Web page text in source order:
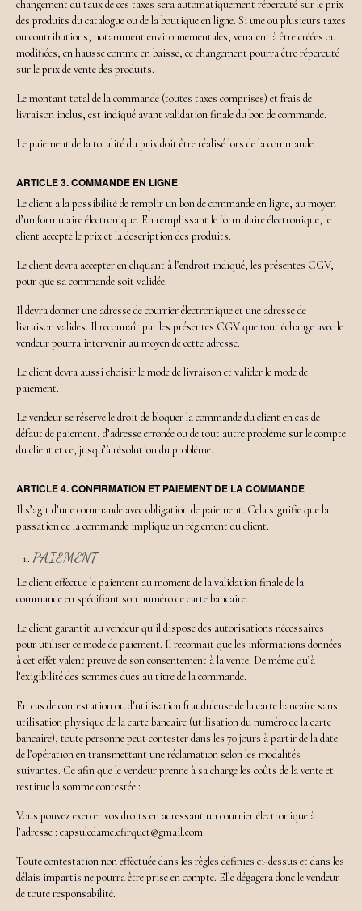
changement du taux de ces taxes sera automatiquement répercuté sur le prix
des produits du catalogue ou de la boutique en ligne. Si une ou plusieurs taxes
ou contributions, notamment environnementales, venaient à être créées ou
modifiées, en hausse comme en baisse, ce changement pourra être répercuté
sur le prix de vente des produits.
Le montant total de la commande (toutes taxes comprises) et frais de
livraison inclus, est indiqué avant validation finale du bon de commande.
Le paiement de la totalité du prix doit être réalisé lors de la commande.
ARTICLE 3. COMMANDE EN LIGNE
Le client a la possibilité de remplir un bon de commande en ligne, au moyen
d’un formulaire électronique. En remplissant le formulaire électronique, le
client accepte le prix et la description des produits.
Le client devra accepter en cliquant à l’endroit indiqué, les présentes CGV,
pour que sa commande soit validée.
Il devra donner une adresse de courrier électronique et une adresse de
livraison valides. Il reconnaît par les présentes CGV que tout échange avec le
vendeur pourra intervenir au moyen de cette adresse.
Le client devra aussi choisir le mode de livraison et valider le mode de
paiement.
Le vendeur se réserve le droit de bloquer la commande du client en cas de
défaut de paiement, d’adresse erronée ou de tout autre problème sur le compte
du client et ce, jusqu’à résolution du problème.
ARTICLE 4. CONFIRMATION ET PAIEMENT DE LA COMMANDE
Il s’agit d’une commande avec obligation de paiement. Cela signifie que la
passation de la commande implique un règlement du client.
PAIEMENT
Le client effectue le paiement au moment de la validation finale de la
commande en spécifiant son numéro de carte bancaire.
Le client garantit au vendeur qu’il dispose des autorisations nécessaires
pour utiliser ce mode de paiement. Il reconnait que les informations données
à cet effet valent preuve de son consentement à la vente. De même qu’à
l’exigibilité des sommes dues au titre de la commande.
En cas de contestation ou d’utilisation frauduleuse de la carte bancaire sans
utilisation physique de la carte bancaire (utilisation du numéro de la carte
bancaire), toute personne peut contester dans les 70 jours à partir de la date
de l’opération en transmettant une réclamation selon les modalités
suivantes. Ce afin que le vendeur prenne à sa charge les coûts de la vente et
restitue la somme contestée :
Vous pouvez exercer vos droits en adressant un courrier électronique à
l’adresse : capsuledame.cfirquet@gmail.com
Toute contestation non effectuée dans les règles définies ci-dessus et dans les
délais impartis ne pourra être prise en compte. Elle dégagera donc le vendeur
de toute responsabilité.